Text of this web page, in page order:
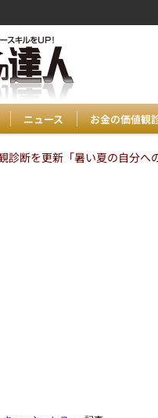
ニュース お金の価値観
診断を更新「暑い夏の自分へ